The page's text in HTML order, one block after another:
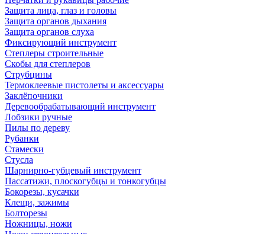
Защита лица, глаз и головы
Защита органов дыхания
Защита органов слуха
Фиксирующий инструмент
Степлеры строительные
Скобы для степлеров
Струбцины
Термоклеевые пистолеты и аксессуары
Заклёпочники
Деревообрабатывающий инструмент
Лобзики ручные
Пилы по дереву
Рубанки
Стамески
Стусла
Шарнирно-губцевый инструмент
Пассатижи, плоскогубцы и тонкогубцы
Бокорезы, кусачки
Клещи, зажимы
Болторезы
Ножницы, ножи